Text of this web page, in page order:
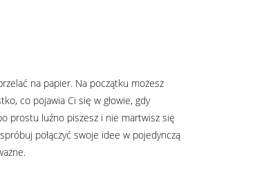
na papier. Na początku możesz
co pojawia Ci się w głowie, gdy
prostu luźno piszesz i nie martwisz się
połączyć swoje idee w pojedynczą